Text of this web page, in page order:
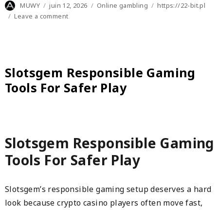
Author
MUWY
Posted
on
juin 12, 2026 Categories
Online gambling Tags
https://22-bit.pl
Leave a comment
lepiej
wpłacić
depozyt?
Slotsgem Responsible Gaming
Tools For Safer Play
Slotsgem Responsible Gaming
Tools For Safer Play
Slotsgem’s responsible gaming setup deserves a hard
look because crypto casino players often move fast,